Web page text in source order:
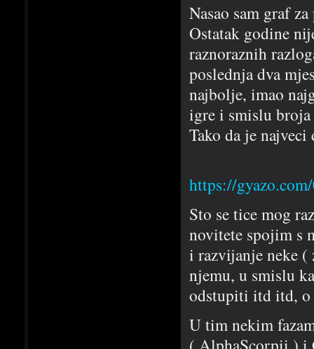
Nasao sam graf
Ostatak godine
raznoraznih
poslednja dva
najbolje, imao
igre i smislu broja
Tako da je
https://
Sto se tice mog
novitete spojim s
i razvijanje neke (
njemu, u smislu
odstupiti itd itd, o
U tim nekim
( AlphaScorpii ) i